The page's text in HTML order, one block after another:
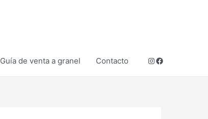
Guía de venta a granel Contacto Instagram
Facebook